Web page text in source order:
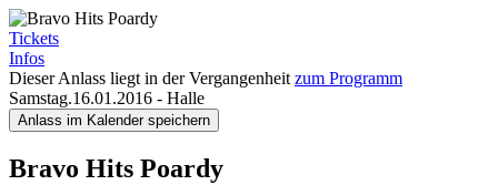
Tickets
Infos
Dieser Anlass liegt in der Vergangenheit zum Programm
Samstag.16.01.2016 - Halle
Anlass im Kalender speichern
Bravo Hits Poardy